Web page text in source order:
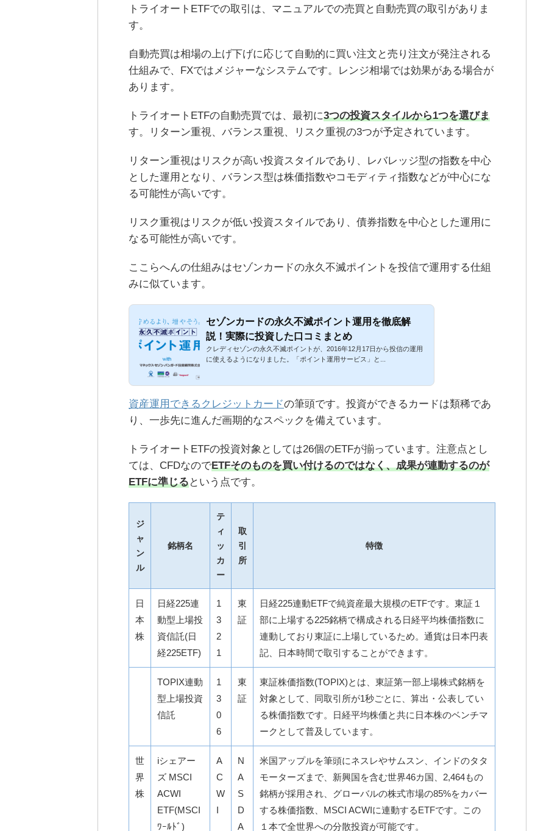
トライオートETFでの取引は、マニュアルでの売買と自動売買の取引がありま
す。
自動売買は相場の上げ下げに応じて自動的に買い注文と売り注文が発注される
仕組みで、FXではメジャーなシステムです。レンジ相場では効果がある場合が
あります。
トライオートETFの自動売買では、最初に3つの投資スタイルから1つを選びま
す。リターン重視、バランス重視、リスク重視の3つが予定されています。
リターン重視はリスクが高い投資スタイルであり、レバレッジ型の指数を中心
とした運用となり、バランス型は株価指数やコモディティ指数などが中心にな
る可能性が高いです。
リスク重視はリスクが低い投資スタイルであり、債券指数を中心とした運用に
なる可能性が高いです。
ここらへんの仕組みはセゾンカードの永久不滅ポイントを投信で運用する仕組
みに似ています。
セゾンカードの永久不滅ポイント運用を徹底解
説！実際に投資した口コミまとめ
クレディセゾンの永久不滅ポイントが、2016年12月17日から投信の運用
に使えるようになりました。「ポイント運用サービス」と...
資産運用できるクレジットカードの筆頭です。投資ができるカードは類稀であ
り、一歩先に進んだ画期的なスペックを備えています。
トライオートETFの投資対象としては26個のETFが揃っています。注意点とし
ては、CFDなのでETFそのものを買い付けるのではなく、成果が連動するのが
ETFに準じるという点です。
ジ
ャ
ン
ル
銘柄名
テ
ィ
ッ
カ
ー
取
引
所
特徴
日
本
株
日経225連
動型上場投
資信託(日
経225ETF)
1
3
2
1
東
証
日経225連動ETFで純資産最大規模のETFです。東証１
部に上場する225銘柄で構成される日経平均株価指数に
連動しており東証に上場しているため。通貨は日本円表
記、日本時間で取引することができます。
TOPIX連動
型上場投資
信託
1
3
0
6
東
証
東証株価指数(TOPIX)とは、東証第一部上場株式銘柄を
対象として、同取引所が1秒ごとに、算出・公表してい
る株価指数です。日経平均株価と共に日本株のベンチマ
ークとして普及しています。
世
界
株
iシェアー
ズ MSCI
ACWI
ETF(MSCI
ﾜｰﾙﾄﾞ)
A
C
W
I
N
A
S
D
A
米国アップルを筆頭にネスレやサムスン、インドのタタ
モーターズまで、新興国を含む世界46カ国、2,464もの
銘柄が採用され、グローバルの株式市場の85%をカバー
する株価指数、MSCI ACWIに連動するETFです。この
１本で全世界への分散投資が可能です。